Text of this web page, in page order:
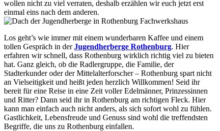
wollen nicht zu viel verraten, deshalb erzählen wir euch jetzt erst
einmal eins nach dem anderen.
Los geht’s wie immer mit einem wunderbaren Kaffee und einem
tollen Gespräch in derJugendherberge Rothenburg. Hier
erfahren wir schnell, dass Rothenburg wirklich richtig viel zu bieten
hat. Ganz gleich, ob die Radlergruppe, die Familie, der
Stadterkunder oder der Mittelalterforscher – Rothenburg spart nicht
an Vielseitigkeit und heißt jeden herzlich Willkommen! Seid ihr
bereit für eine Reise in eine Zeit voller Edelmänner, Prinzessinnen
und Ritter? Dann seid ihr in Rothenburg am richtigen Fleck. Hier
kann man einfach auch nicht anders, als sich sofort wohl zu fühlen.
Gastlichkeit, Lebensfreude und Genuss sind wohl die treffendsten
Begriffe, die uns zu Rothenburg einfallen.